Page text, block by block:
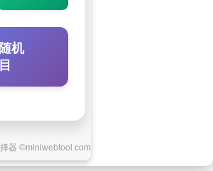
器 ©miniwebtool.com